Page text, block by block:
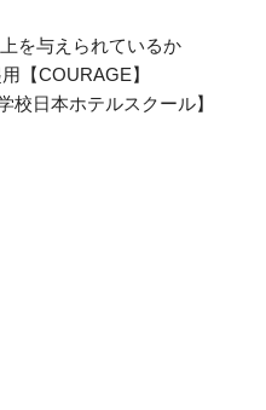
を与えられているか
【COURAGE】
校日本ホテルスクール】